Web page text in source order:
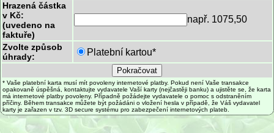
Hrazená částka
v Kč:
(uvedeno na
faktuře)
např. 1075,50
Zvolte způsob
úhrady:
Platební kartou*
* Vaše platební karta musí mít povoleny internetové platby. Pokud není Vaše transakce
opakovaně úspěšná, kontaktujte vydavatele Vaší karty (nejčastěji banku) a ujistěte se, že karta
má internetové platby povoleny. Případně požádejte vydavatele o pomoc s odstraněním
příčiny. Během transakce můžete být požádáni o vložení hesla v případě, že Váš vydavatel
karty je zařazen v tzv. 3D secure systému pro zabezpečení internetových plateb.